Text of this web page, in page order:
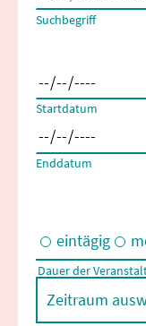
Es erscheinen
Suchbegriff
Startdatum
Enddatum
Eintägige und/oder
eintägig
Dauer der
Zeitraum